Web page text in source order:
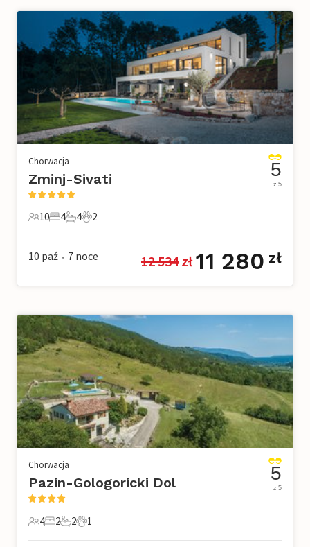
Chorwacja
Zminj-Sivati
10 Goście
10
4 Sypialnie
4
4 Łazienki
4
2 Zwierzęta domowe
2
5
z 5
10 paź • 7 noce 12 534 zł 11 280 zł
Chorwacja
Pazin-Gologoricki Dol
4 Goście
4
2 Sypialnie
2
2 Łazienki
2
1 Zwierzę domowe
1
5
z 5